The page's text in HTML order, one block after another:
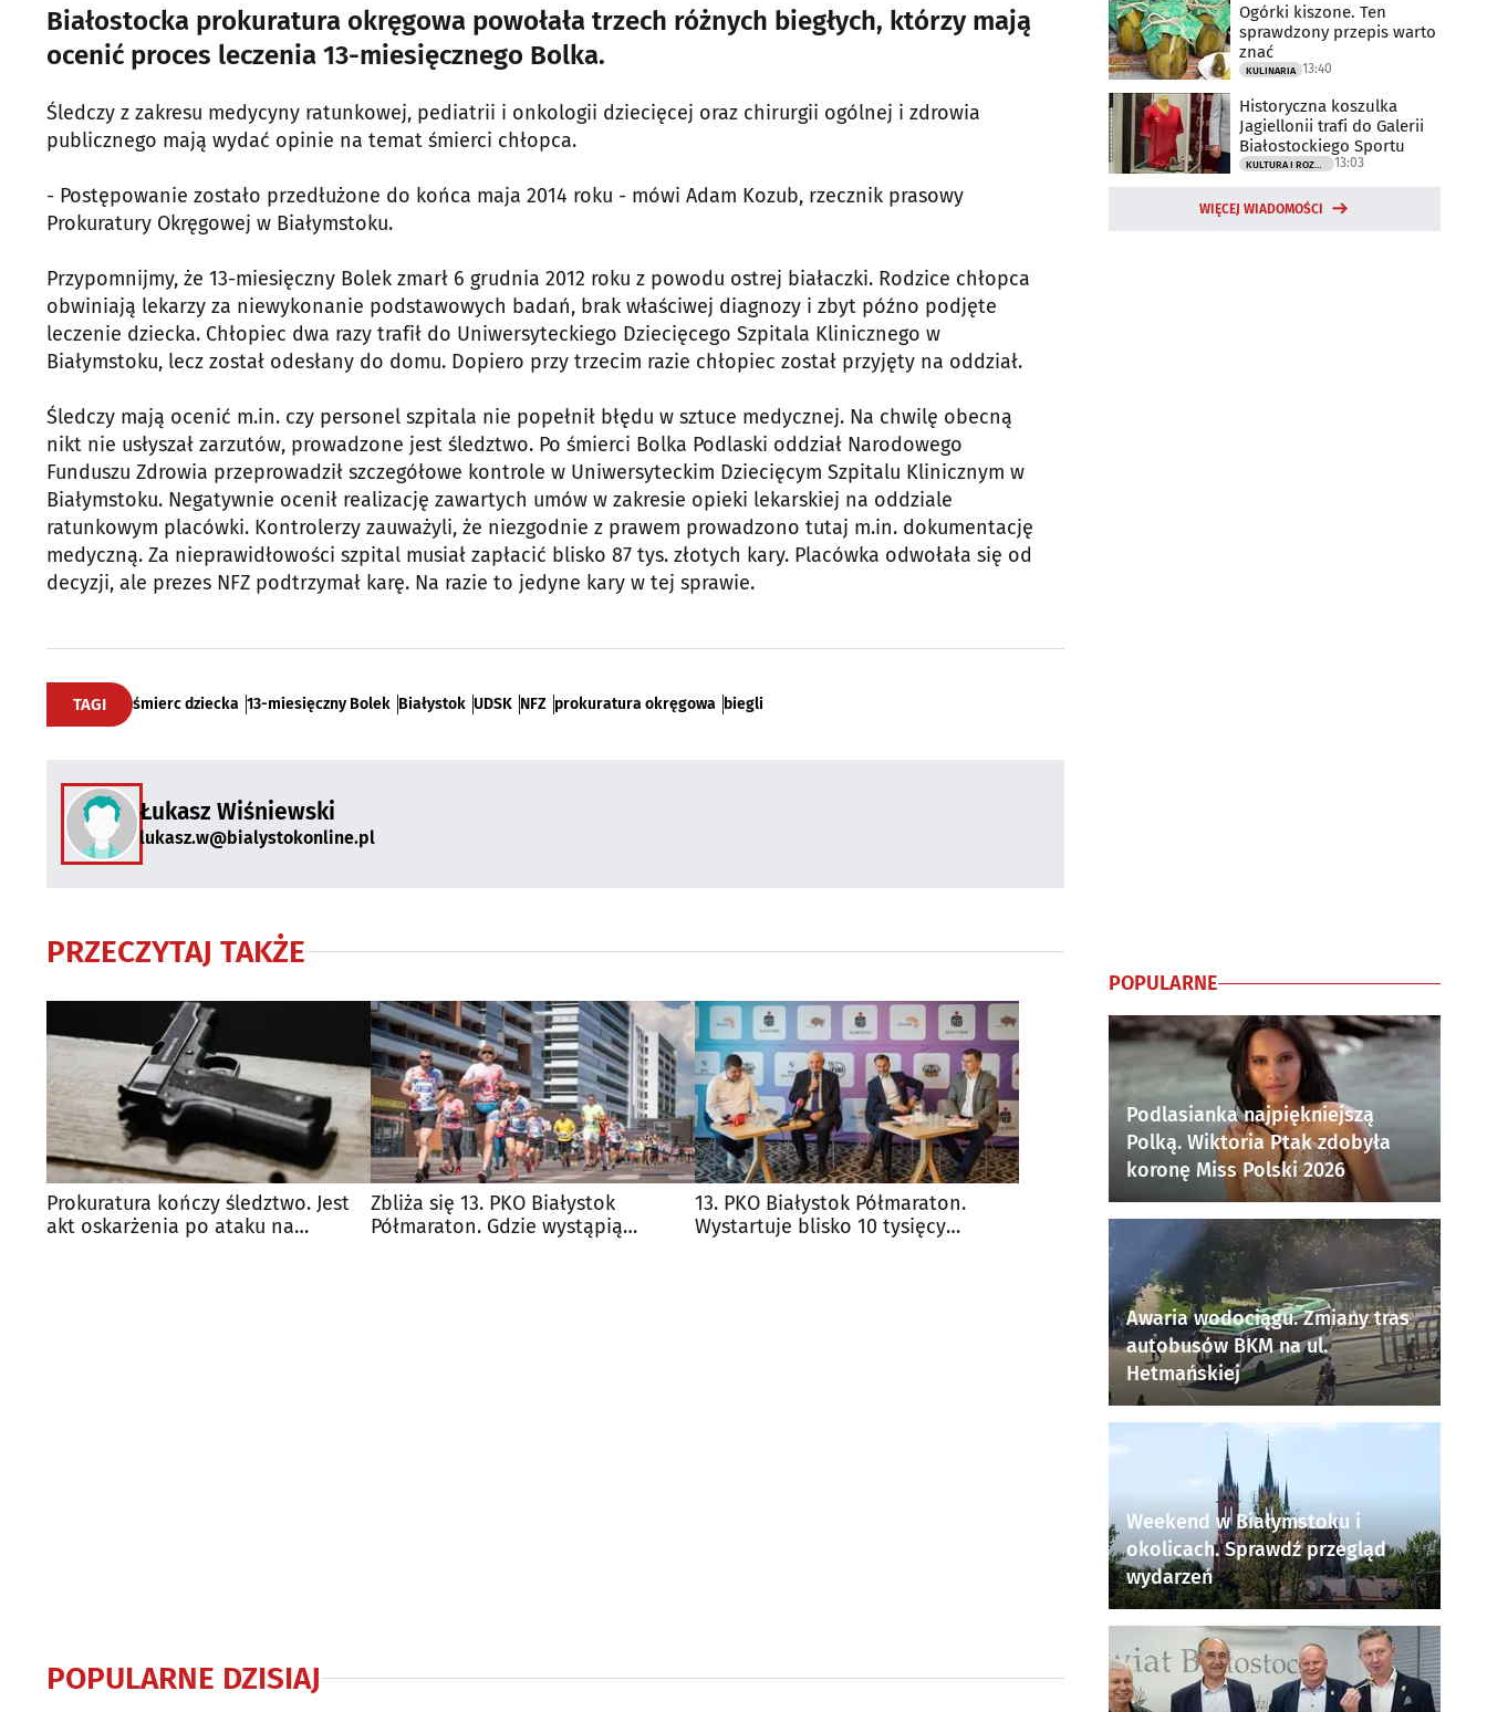
Białostocka prokuratura okręgowa powołała trzech różnych biegłych, którzy mają
ocenić proces leczenia 13-miesięcznego Bolka.
Śledczy z zakresu medycyny ratunkowej, pediatrii i onkologii dziecięcej oraz chirurgii ogólnej i zdrowia
publicznego mają wydać opinie na temat śmierci chłopca.
- Postępowanie zostało przedłużone do końca maja 2014 roku - mówi Adam Kozub, rzecznik prasowy
Prokuratury Okręgowej w Białymstoku.
Przypomnijmy, że 13-miesięczny Bolek zmarł 6 grudnia 2012 roku z powodu ostrej białaczki. Rodzice chłopca
obwiniają lekarzy za niewykonanie podstawowych badań, brak właściwej diagnozy i zbyt późno podjęte
leczenie dziecka. Chłopiec dwa razy trafił do Uniwersyteckiego Dziecięcego Szpitala Klinicznego w
Białymstoku, lecz został odesłany do domu. Dopiero przy trzecim razie chłopiec został przyjęty na oddział.
Śledczy mają ocenić m.in. czy personel szpitala nie popełnił błędu w sztuce medycznej. Na chwilę obecną
nikt nie usłyszał zarzutów, prowadzone jest śledztwo. Po śmierci Bolka Podlaski oddział Narodowego
Funduszu Zdrowia przeprowadził szczegółowe kontrole w Uniwersyteckim Dziecięcym Szpitalu Klinicznym w
Białymstoku. Negatywnie ocenił realizację zawartych umów w zakresie opieki lekarskiej na oddziale
ratunkowym placówki. Kontrolerzy zauważyli, że niezgodnie z prawem prowadzono tutaj m.in. dokumentację
medyczną. Za nieprawidłowości szpital musiał zapłacić blisko 87 tys. złotych kary. Placówka odwołała się od
decyzji, ale prezes NFZ podtrzymał karę. Na razie to jedyne kary w tej sprawie.
TAGI śmierc dziecka 13-miesięczny Bolek Białystok UDSK NFZ prokuratura okręgowa biegli
Łukasz Wiśniewski
lukasz.w@bialystokonline.pl
PRZECZYTAJ TAKŻE
Prokuratura kończy śledztwo. Jest
akt oskarżenia po ataku na
Zbliża się 13. PKO Białystok
Półmaraton. Gdzie wystąpią
13. PKO Białystok Półmaraton.
Wystartuje blisko 10 tysięcy
POPULARNE DZISIAJ
Ogórki kiszone. Ten
sprawdzony przepis warto
znać
KULINARIA 13:40
Historyczna koszulka
Jagiellonii trafi do Galerii
Białostockiego Sportu
13:03
WIĘCEJ WIADOMOŚCI
POPULARNE
Podlasianka najpiękniejszą
Polką. Wiktoria Ptak zdobyła
koronę Miss Polski 2026
Awaria wodociągu. Zmiany tras
autobusów BKM na ul.
Hetmańskiej
Weekend w Białymstoku i
okolicach. Sprawdź przegląd
wydarzeń